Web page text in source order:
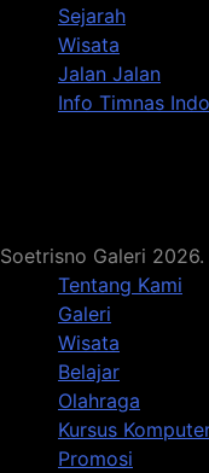
Sejarah
Wisata
Jalan Jalan
Info Timnas
Soetrisno Galeri
Tentang Kami
Galeri
Wisata
Belajar
Olahraga
Kursus
Promosi